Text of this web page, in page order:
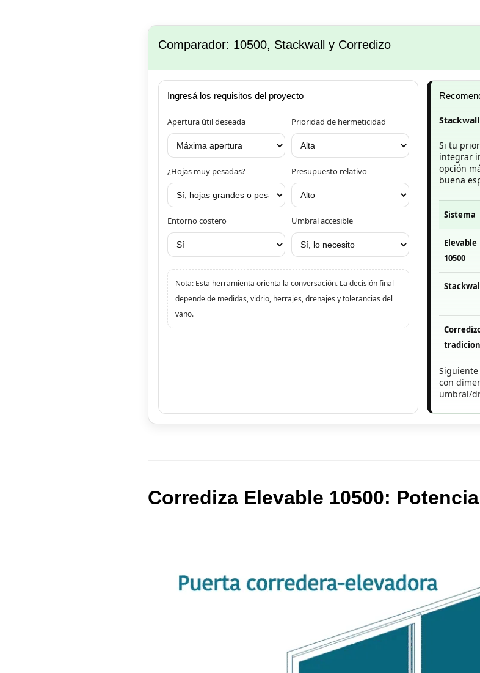
Comparador: 10500, Stackwall y Corredizo
Ingresá los requisitos del proyecto
Apertura útil deseada Prioridad de hermeticidad
¿Hojas muy pesadas? Presupuesto relativo
Entorno costero Umbral accesible
Nota: Esta herramienta orienta la conversación. La decisión final
depende de medidas, vidrio, herrajes, drenajes y tolerancias del
vano.
Si tu
integrar
opción
buena
Sistema
Elevable
10500
con
umbral/
Corrediza Elevable 10500: